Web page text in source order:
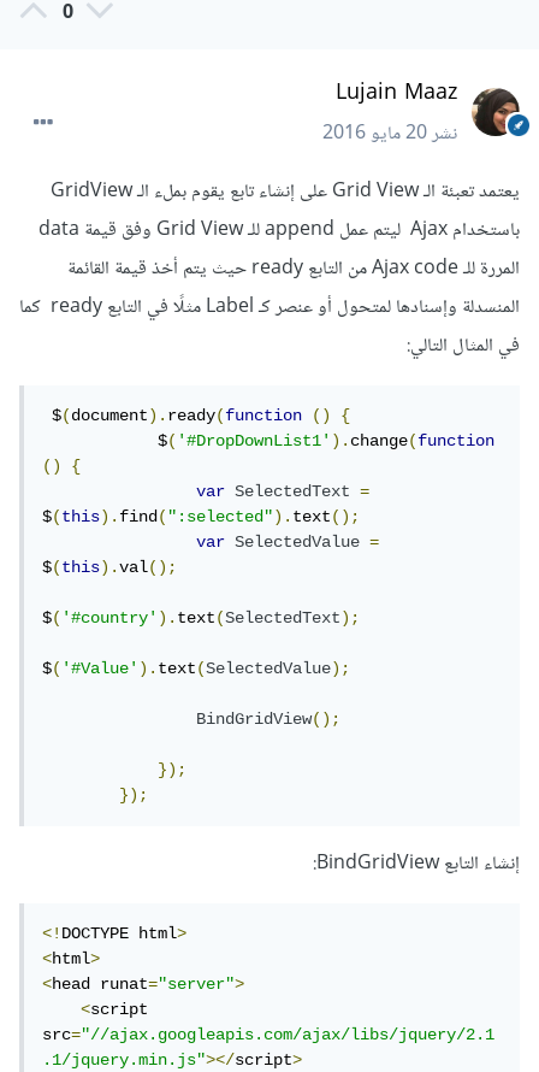
0
Lujain Maaz
نشر20 مايو 2016
يعتمد تعبئة الـ Grid View على إنشاء تابع يقوم بملء الـ GridView
باستخدام Ajax ليتم عمل append للـ Grid View وفق قيمة data
المررة للـ Ajax code من التابع ready حيث يتم أخذ قيمة القائمة
المنسدلة وإسنادها لمتحول أو عنصر كـ Label مثلًا في التابع ready كما
في المثال التالي:
$(document).ready(function ()
{
            $
('#DropDownList1').change(function
()
{
var
SelectedText
=
$(this).find(":selected").text();
var
SelectedValue
=
$(this).val();
$('#country').text(SelectedText);
$('#Value').text(SelectedValue);
BindGridView();
});
});
إنشاء التابع BindGridView:
<!DOCTYPE html>
<html>
<head runat="server">
<script
src="//ajax.googleapis.com/ajax/libs/jquery/2.1
.1/jquery.min.js"></script>